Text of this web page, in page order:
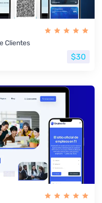
Clientes
$30